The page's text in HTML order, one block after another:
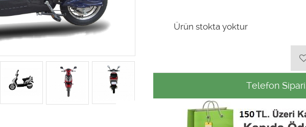
Ürün stokta yoktur
Telefon